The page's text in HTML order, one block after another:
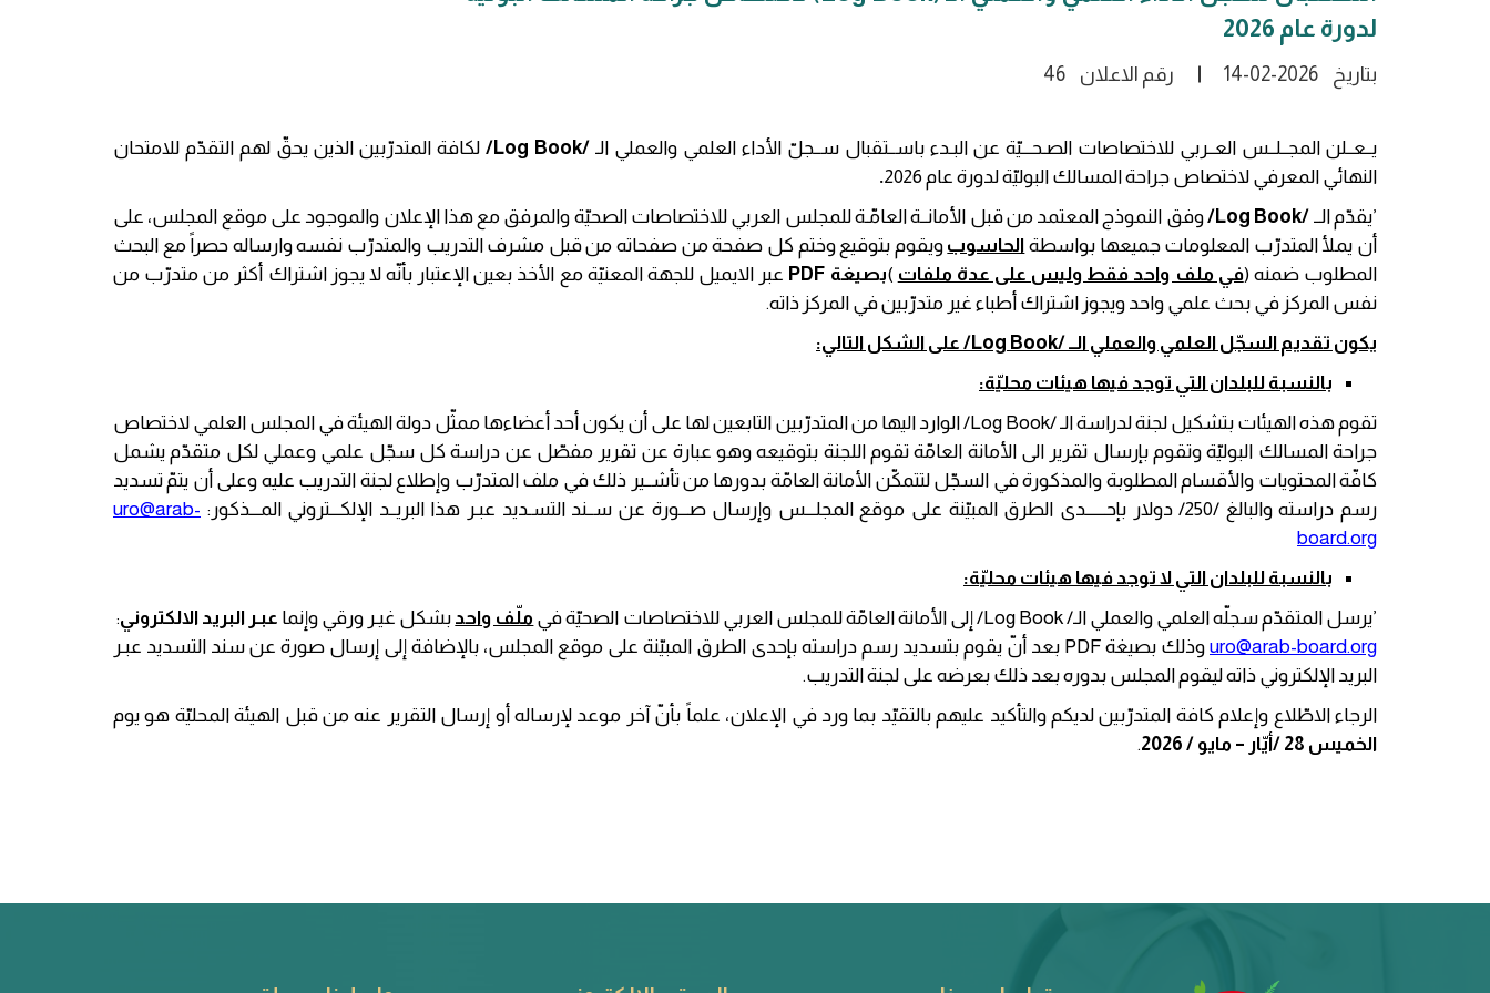
لدورة عام 2026
بتاريخ 14-02-2026 رقم الاعلان 46
يــعــلن المجــلــس العــربي للاختصاصات الصـحـــيّة عن البـدء باســتقبال ســجلّ الأداء العلمي والعملي الـ /
/Log Book لكافة المتدرّبين الذين يحقّ لهم التقدّم للامتحان
النهائي المعرفي لاختصاص جراحة المسالك البوليّة لدورة عام 2026
.
’يقدّم الــ /
/Log Bookوفق النموذج المعتمد من قبل الأمانــة العامّـة للمجلس العربي للاختصاصات الصحيّة والمرفق مع هذا الإعلان والموجود على موقع المجلس، على
أن يملأ المتدرّب المعلومات جميعها بواسطة الحاسوب ويقوم بتوقيع وختم كل صفحة من صفحاته من قبل مشرف التدريب والمتدرّب نفسه وارساله حصراً مع البحث
المطلوب ضمنه (في ملف واحد فقط وليس على عدة ملفات )بصيغة PDF عبر الايميل للجهة المعنيّة مع الأخذ بعين الإعتبار بأنّه لا يجوز اشتراك أكثر من متدرّب من
نفس المركز في بحث علمي واحد ويجوز اشتراك أطباء غير متدرّبين في المركز ذاته.
يكون تقديم السجّل العلمي والعملي الــ //Log Book على الشكل التالي:
بالنسبة للبلدان التي توجد فيها هيئات محليّة:
تقوم هذه الهيئات بتشكيل لجنة لدراسة الـ //Log Bookالوارد اليها من المتدرّبين التابعين لها على أن يكون أحد أعضاءها ممثّل دولة الهيئة في المجلس العلمي لاختصاص
جراحة المسالك البوليّة وتقوم بإرسال تقرير الى الأمانة العامّة تقوم اللجنة بتوقيعه وهو عبارة عن تقرير مفصّل عن دراسة كل سجّل علمي وعملي لكل متقدّم يشمل
كافّة المحتويات والأقسام المطلوبة والمذكورة في السجّل لتتمكّن الأمانة العامّة بدورها من تأشــير ذلك في ملف المتدرّب وإطلاع لجنة التدريب عليه وعلى أن يتمّ تسديد
رسم دراسته والبالغ /250/ دولار بإحــــــدى الطرق المبيّنة على موقع المجلـــس وإرسال صـــورة عن ســند التسـديد عبـر هذا البريــد الإلكـــتروني المـــذكور:
uro@arab-
board.org
بالنسبة للبلدان التي لا توجد فيها هيئات محليّة:
’يرسل المتقدّم سجلّه العلمي والعملي الـ//Log Bookإلى الأمانة العامّة للمجلس العربي للاختصاصات الصحيّة في ملّف واحد بشكل غيـر ورقي وإنما عبـر البريد الالكتروني:
uro@arab-board.org وذلك بصيغة PDF بعد أنّ يقوم بتسديد رسم دراسته بإحدى الطرق المبيّنة على موقع المجلس، بالإضافة إلى إرسال صورة عن سند التسديد عبـر
البريد الإلكتروني ذاته ليقوم المجلس بدوره بعد ذلك بعرضه على لجنة التدريب.
الرجاء الاطّلاع وإعلام كافة المتدرّبين لديكم والتأكيد عليهم بالتقيّد بما ورد في الإعلان، علماً بأنّ آخر موعد لإرساله أو إرسال التقرير عنه من قبل الهيئة المحليّة هو يوم
الخميس 28 /أيّار – مايو / 2026
.